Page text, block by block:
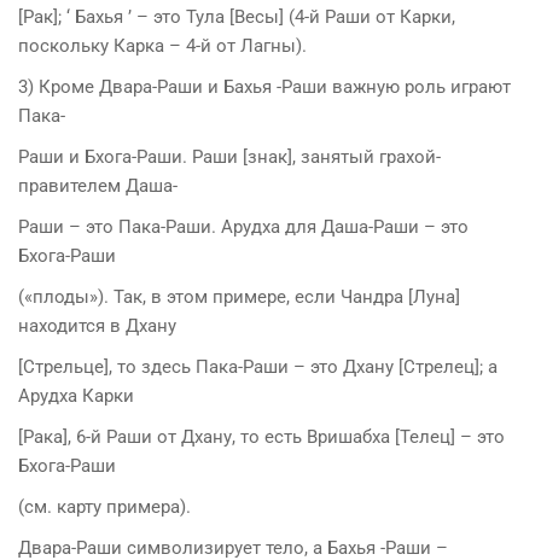
[Рак]; ‘ Бахья ’ – это Тула [Весы] (4-й Раши от Карки,
поскольку Карка – 4-й от Лагны).
3) Кроме Двара-Раши и Бахья -Раши важную роль играют
Пака-
Раши и Бхога-Раши. Раши [знак], занятый грахой-
правителем Даша-
Раши – это Пака-Раши. Арудха для Даша-Раши – это
Бхога-Раши
(«плоды»). Так, в этом примере, если Чандра [Луна]
находится в Дхану
[Стрельце], то здесь Пака-Раши – это Дхану [Стрелец]; а
Арудха Карки
[Рака], 6-й Раши от Дхану, то есть Вришабха [Телец] – это
Бхога-Раши
(см. карту примера).
Двара-Раши символизирует тело, а Бахья -Раши –